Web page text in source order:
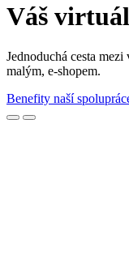
Váš
Jednoduchá cesta
malým, e-shopem.
Benefity naší